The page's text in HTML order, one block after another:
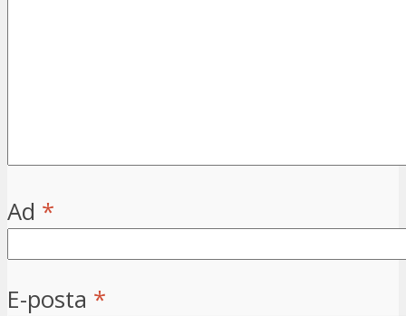
Ad *
E-posta *